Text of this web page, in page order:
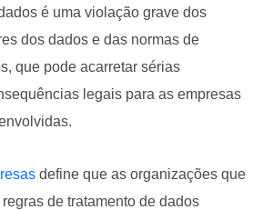
é uma violação grave dos
dos dados e das normas de
que pode acarretar sérias
legais para as empresas
define que as organizações que
de tratamento de dados